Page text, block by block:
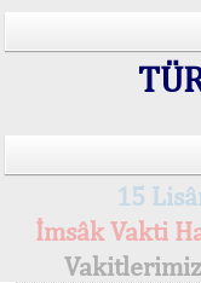
15
İmsâk Vakti
Vakitlerimiz